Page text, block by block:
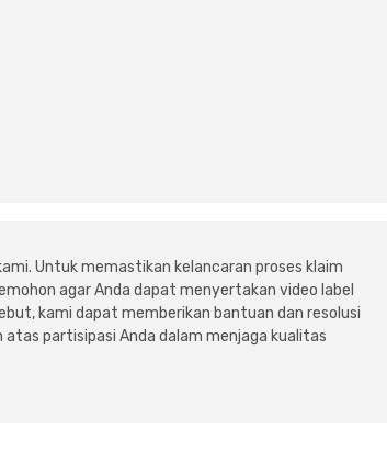
Untuk memastikan kelancaran proses klaim
agar Anda dapat menyertakan video label
kami dapat memberikan bantuan dan resolusi
partisipasi Anda dalam menjaga kualitas